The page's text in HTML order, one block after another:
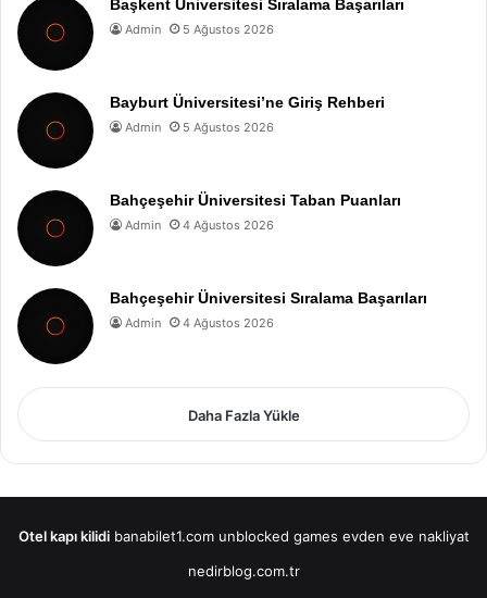
Başkent Üniversitesi Sıralama Başarıları
Admin 5 Ağustos 2026
Bayburt Üniversitesi’ne Giriş Rehberi
Admin 5 Ağustos 2026
Bahçeşehir Üniversitesi Taban Puanları
Admin 4 Ağustos 2026
Bahçeşehir Üniversitesi Sıralama Başarıları
Admin 4 Ağustos 2026
Daha Fazla Yükle
Otel kapı kilidi banabilet1.com unblocked games evden eve nakliyat
nedirblog.com.tr